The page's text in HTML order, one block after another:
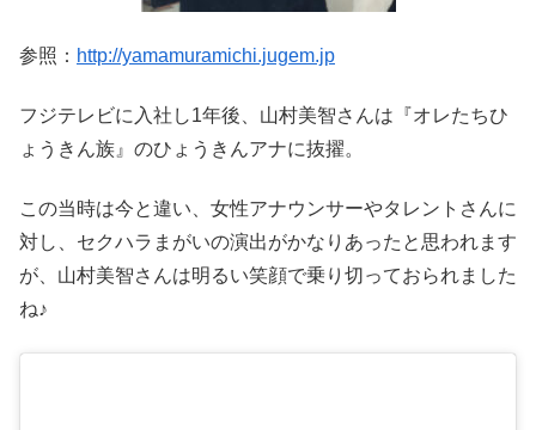
参照： http://yamamuramichi.jugem.jp
フジテレビに入社し1年後、山村美智さんは『オレたちひ
ょうきん族』のひょうきんアナに抜擢。
この当時は今と違い、女性アナウンサーやタレントさんに
対し、セクハラまがいの演出がかなりあったと思われます
が、山村美智さんは明るい笑顔で乗り切っておられました
ね♪